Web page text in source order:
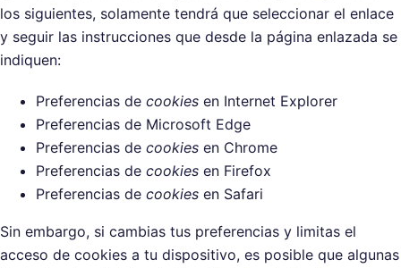
los siguientes, solamente tendrá que seleccionar el enlace
y seguir las instrucciones que desde la página enlazada se
indiquen:
Preferencias de cookies en Internet Explorer
Preferencias de Microsoft Edge
Preferencias de cookies en Chrome
Preferencias de cookies en Firefox
Preferencias de cookies en Safari
Sin embargo, si cambias tus preferencias y limitas el
acceso de cookies a tu dispositivo, es posible que algunas